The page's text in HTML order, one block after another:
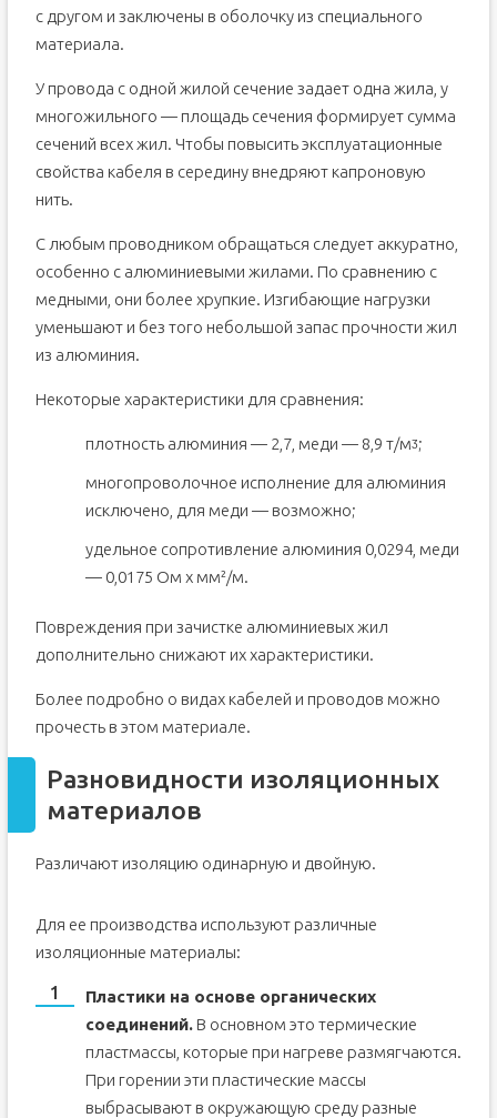
с другом и заключены в оболочку из специального
материала.
У провода с одной жилой сечение задает одна жила, у
многожильного — площадь сечения формирует сумма
сечений всех жил. Чтобы повысить эксплуатационные
свойства кабеля в середину внедряют капроновую
нить.
С любым проводником обращаться следует аккуратно,
особенно с алюминиевыми жилами. По сравнению с
медными, они более хрупкие. Изгибающие нагрузки
уменьшают и без того небольшой запас прочности жил
из алюминия.
Некоторые характеристики для сравнения:
плотность алюминия — 2,7, меди — 8,9 т/мᶾ;
многопроволочное исполнение для алюминия
исключено, для меди — возможно;
удельное сопротивление алюминия 0,0294, меди
— 0,0175 Ом х мм²/м.
Повреждения при зачистке алюминиевых жил
дополнительно снижают их характеристики.
Более подробно о видах кабелей и проводов можно
прочесть в этом материале.
Разновидности изоляционных
материалов
Различают изоляцию одинарную и двойную.
Для ее производства используют различные
изоляционные материалы:
Пластики на основе органических
соединений.В основном это термические
пластмассы, которые при нагреве размягчаются.
При горении эти пластические массы
выбрасывают в окружающую среду разные